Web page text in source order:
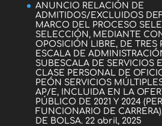
ANUNCIO RELACIÓN DE
ADMITIDOS/EXCLUIDOS
MARCO DEL PROCESO
SELECCIÓN, MEDIANTE
OPOSICIÓN LIBRE, DE TRES
ESCALA DE
SUBESCALA DE SERVICIOS
CLASE PERSONAL DE
PEÓN SERVICIOS
AP/E, INCLUIDA EN LA
PÚBLICO DE 2021 Y 2024
FUNCIONARIO DE
DE BOLSA. 22 abril, 2025